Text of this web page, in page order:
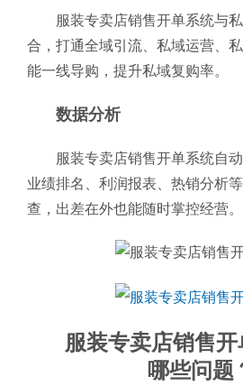
服装专卖店销售开单系统与
合，打通全域引流、私域运营、
能一线导购，提升私域复购率。
数据分析
服装专卖店销售开单系统自
业绩排名、利润报表、热销分析
查，出差在外也能随时掌控经营。
服装专卖店销售
哪些问题